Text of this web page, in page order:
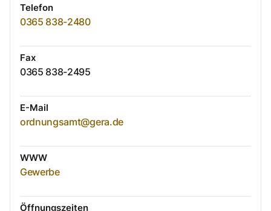
Telefon
0365 838-2480
Fax
0365 838-2495
E-Mail
ordnungsamt@gera.de
WWW
Gewerbe
Öffnungszeiten